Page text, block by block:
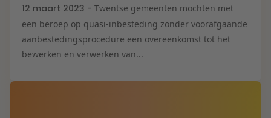
12 maart 2023 - Twentse gemeenten mochten met
een beroep op quasi-inbesteding zonder voorafgaande
aanbestedingsprocedure een overeenkomst tot het
bewerken en verwerken van...